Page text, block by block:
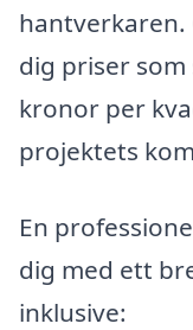
hantverkaren.
dig priser
kronor per
projektets
En
dig med ett
inklusive: